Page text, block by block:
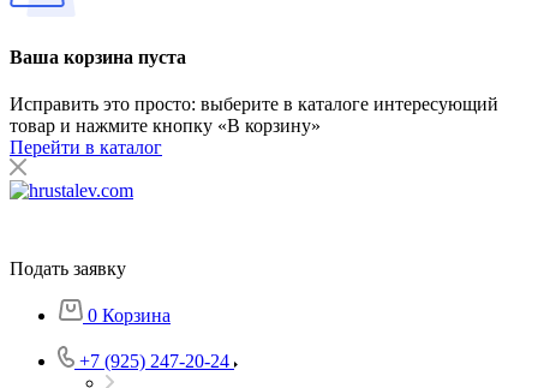
Ваша корзина пуста
Исправить это просто: выберите в каталоге интересующий
товар и нажмите кнопку «В корзину»
Перейти в каталог
Подать заявку
0 Корзина
+7 (925) 247-20-24